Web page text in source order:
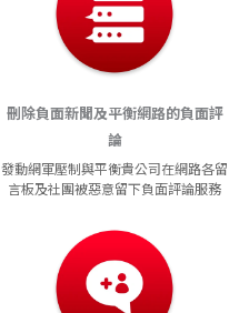
刪除負面新聞及平衡網路的負面評
論
發動網軍壓制與平衡貴公司在網路各留
言板及社團被惡意留下負面評論服務